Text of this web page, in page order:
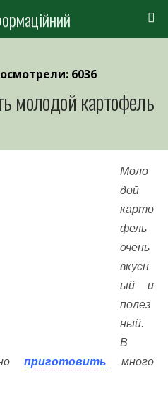
6036
молодой картофель
Моло
дой
карто
фель
очень
вкусн
ый и
полез
ный.
В
приготовить
много